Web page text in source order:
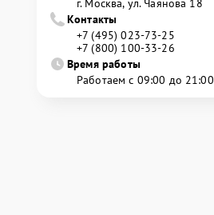
г. Москва, ул. Чаянова 18
Контакты
+7 (495) 023-73-25
+7 (800) 100-33-26
Время работы
Работаем с 09:00 до 21:00